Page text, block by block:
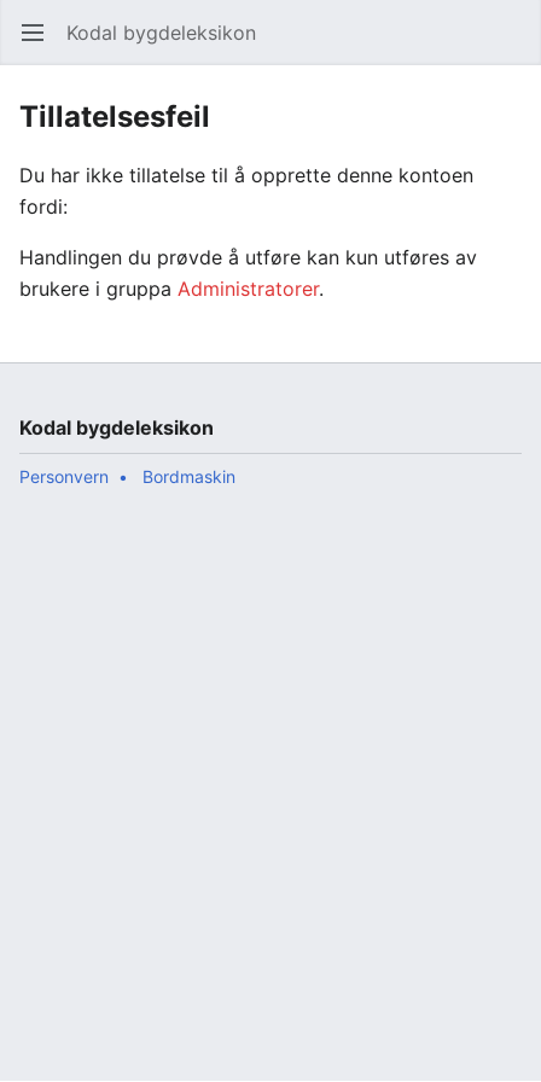
Åpne hovedmenyen Kodal bygdeleksikon
Tillatelsesfeil
Du har ikke tillatelse til å opprette denne kontoen
fordi:
Handlingen du prøvde å utføre kan kun utføres av
brukere i gruppa Administratorer.
Kodal bygdeleksikon
Personvern Bordmaskin